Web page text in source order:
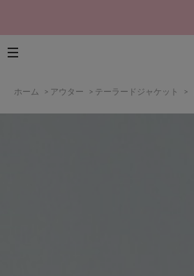
ホーム > アウター > テーラードジャケット >